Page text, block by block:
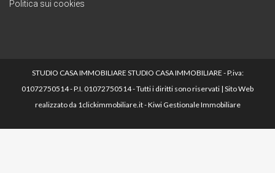
Politica sui cookies
STUDIO CASA IMMOBILIARE STUDIO CASA IMMOBILIARE - P.iva:
01072750514 - P.I. 01072750514 - Tutti i diritti sono riservati | Sito Web
realizzato da 1clickimmobiliare.it-Kiwi Gestionale Immobiliare